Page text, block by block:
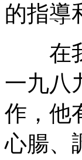
的指導
在我
一九八
作，他
心腸、